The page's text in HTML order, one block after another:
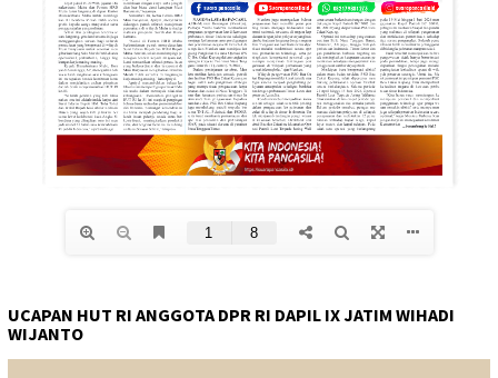
UCAPAN HUT RI ANGGOTA DPR RI DAPIL IX JATIM WIHADI
WIJANTO